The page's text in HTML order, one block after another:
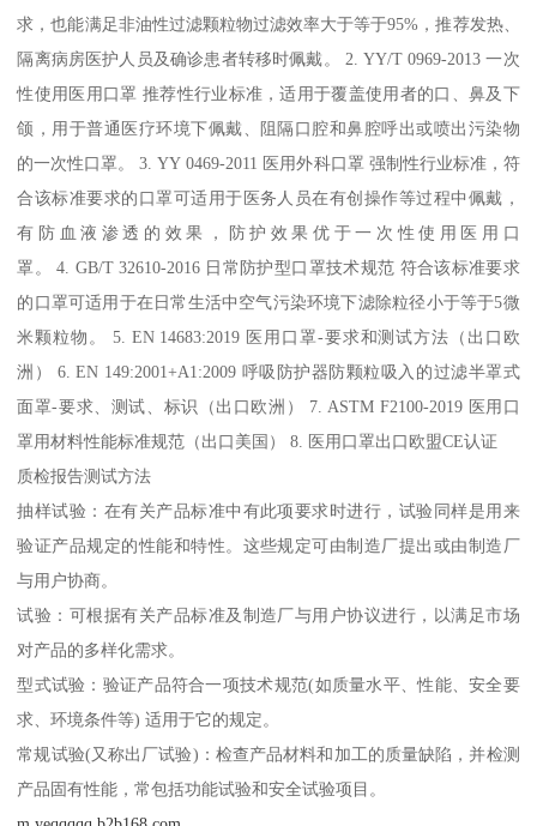
求，也能满足非油性过滤颗粒物过滤效率大于等于95%，推荐发热、
隔离病房医护人员及确诊患者转移时佩戴。 2. YY/T 0969-2013 一次
性使用医用口罩 推荐性行业标准，适用于覆盖使用者的口、鼻及下
颌，用于普通医疗环境下佩戴、阻隔口腔和鼻腔呼出或喷出污染物
的一次性口罩。 3. YY 0469-2011 医用外科口罩 强制性行业标准，符
合该标准要求的口罩可适用于医务人员在有创操作等过程中佩戴，
有防血液渗透的效果，防护效果优于一次性使用医用口
罩。 4. GB/T 32610-2016 日常防护型口罩技术规范 符合该标准要求
的口罩可适用于在日常生活中空气污染环境下滤除粒径小于等于5微
米颗粒物。 5. EN 14683:2019 医用口罩-要求和测试方法（出口欧
洲） 6. EN 149:2001+A1:2009 呼吸防护器防颗粒吸入的过滤半罩式
面罩-要求、测试、标识（出口欧洲） 7. ASTM F2100-2019 医用口
罩用材料性能标准规范（出口美国） 8. 医用口罩出口欧盟CE认证
质检报告测试方法
抽样试验：在有关产品标准中有此项要求时进行，试验同样是用来
验证产品规定的性能和特性。这些规定可由制造厂提出或由制造厂
与用户协商。
试验：可根据有关产品标准及制造厂与用户协议进行，以满足市场
对产品的多样化需求。
型式试验：验证产品符合一项技术规范(如质量水平、性能、安全要
求、环境条件等) 适用于它的规定。
常规试验(又称出厂试验)：检查产品材料和加工的质量缺陷，并检测
产品固有性能，常包括功能试验和安全试验项目。